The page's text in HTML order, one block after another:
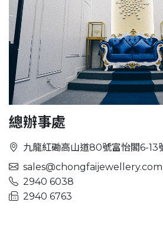
總辦事處
九龍紅磡高山道80號富怡閣6-13
sales@chongfaijewellery.com
2940 6038
2940 6763